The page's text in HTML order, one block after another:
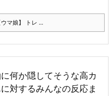
マ娘】 トレ ...
何か隠してそうな高カ
対するみんなの反応ま